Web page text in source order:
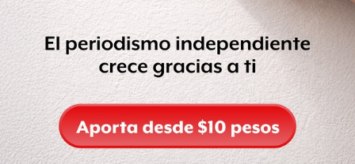
Compartir Leer después
OCULTAR COMENTARIOS